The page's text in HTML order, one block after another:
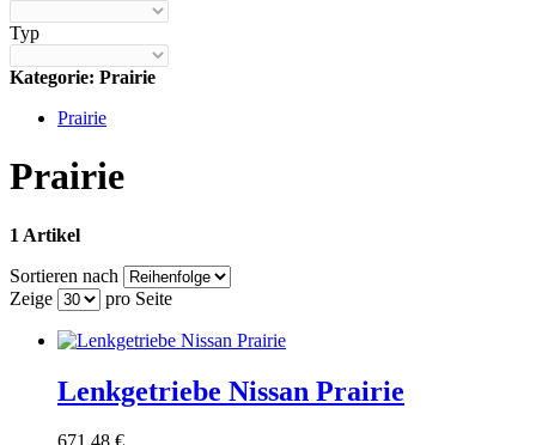
Typ
Kategorie: Prairie
Prairie
Prairie
1 Artikel
Sortieren nach
Zeige
pro Seite
Lenkgetriebe Nissan Prairie